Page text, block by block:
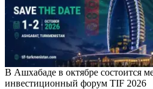
В Ашхабаде в октябре состоится
инвестиционный форум TIF 2026